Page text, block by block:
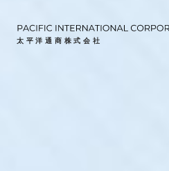
太平洋通商株式会社